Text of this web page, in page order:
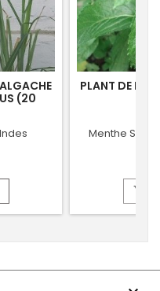
(20
PLANT DE
Menthe
